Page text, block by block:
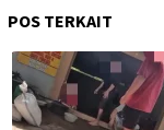
POS TERKAIT